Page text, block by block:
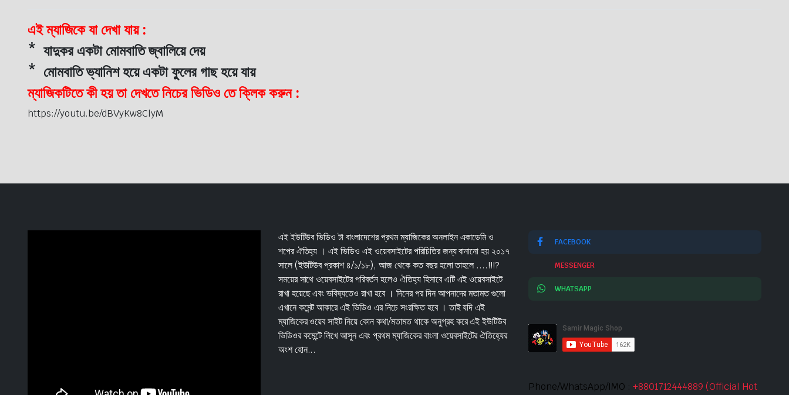
এই ম্যাজিকে যা দেখা যায় :
* যাদুকর একটা মোমবাতি জ্বালিয়ে দেয়
* মোমবাতি ভ্যানিশ হয়ে একটা ফুুলের গাছ হয়ে যায়
ম্যাজিকটিতে কী হয় তা দেখতে নিচের ভিডিও তে ক্লিক করুন :
https://youtu.be/dBVyKw8ClyM
এই ইউটিউব ভিডিও টা বাংলাদেশের প্রথম ম্যাজিকের অনলাইন একাডেমি ও
শপের ঐতিহ্য । এই ভিডিও এই ওয়েবসাইটের পরিচিতির জন্য বানানো হয় ২০১৭
সালে (ইউটিউব প্রকাশ ৪/১/১৮), আজ থেকে কত বছর হলো তাহলে ....!!!?
সময়ের সাথে ওয়েবসাইটের পরিবর্তন হলেও ঐতিহ্য হিসাবে এটি এই ওয়েবসাইটে
রাখা হয়েছে এবং ভবিষ্যতেও রাখা হবে । দিনের পর দিন আপনাদের মতামত গুলো
এখানে কমেন্ট আকারে এই ভিডিও এর নিচে সংরক্ষিত হবে । তাই যদি এই
ম্যাজিকের ওয়েব সাইট নিয়ে কোন কথা/মতামত থাকে অনুগ্রহ করে এই ইউটিউব
ভিডিওর কমেন্টে লিখে আসুন এবং প্রথম ম্যাজিকের বাংলা ওয়েবসাইটের ঐতিহ্যের
অংশ হোন...
FACEBOOK
MESSENGER
WHATSAPP
Phone/WhatsApp/IMO : +8801712444889 (Official Hot